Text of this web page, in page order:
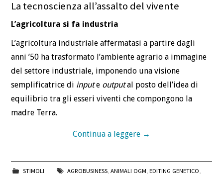
La tecnoscienza all’assalto del vivente
L’agricoltura si fa industria
L’agricoltura industriale affermatasi a partire dagli
anni ’50 ha trasformato l’ambiente agrario a immagine
del settore industriale, imponendo una visione
semplificatrice di inpute outputal posto dell’idea di
equilibrio tra gli esseri viventi che compongono la
madre Terra.
Continua a leggere →
STIMOLI AGROBUSINESS, ANIMALI OGM EDITING GENETICO